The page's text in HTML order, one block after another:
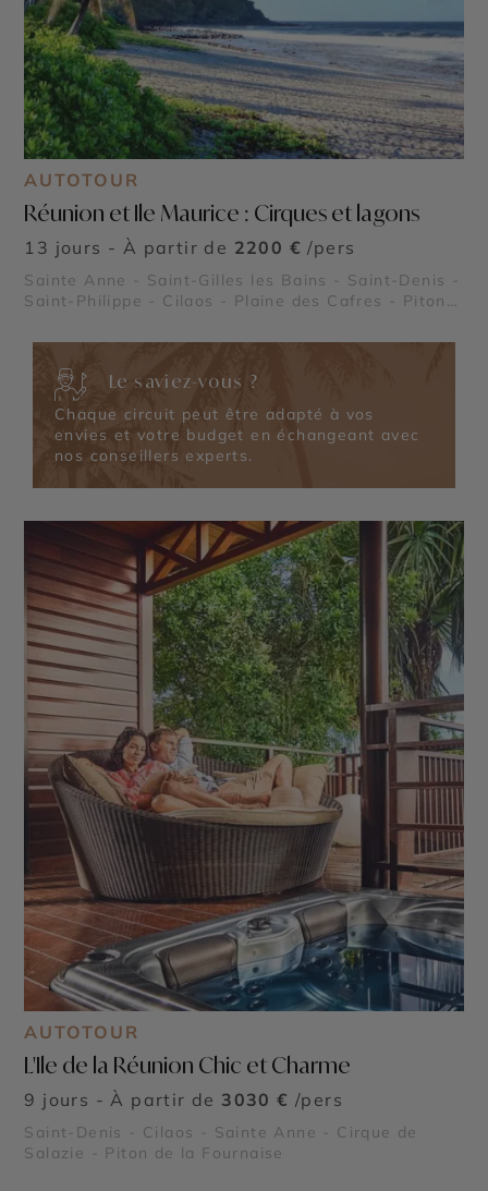
AUTOTOUR
Réunion et Ile Maurice : Cirques et lagons
13 jours - À partir de 2200 € /pers
Sainte Anne - Saint-Gilles les Bains - Saint-Denis -
Saint-Philippe - Cilaos - Plaine des Cafres - Piton
Le saviez-vous ?
Chaque circuit peut être adapté à vos
envies et votre budget en échangeant avec
nos conseillers experts.
AUTOTOUR
L'Ile de la Réunion Chic et Charme
9 jours - À partir de 3030 € /pers
Saint-Denis - Cilaos - Sainte Anne - Cirque de
Salazie - Piton de la Fournaise